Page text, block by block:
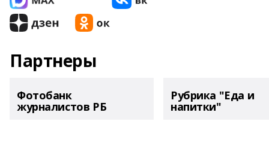
Партнеры
Фотобанк
журналистов РБ
Рубрика "Еда и
напитки"